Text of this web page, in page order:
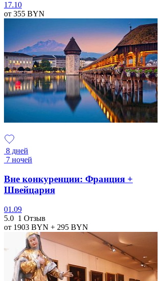
17.10
от 355 BYN
8 дней
7 ночей
Вне конкуренции: Франция +
Швейцария
01.09
5.0 1 Отзыв
от 1903 BYN + 295 BYN